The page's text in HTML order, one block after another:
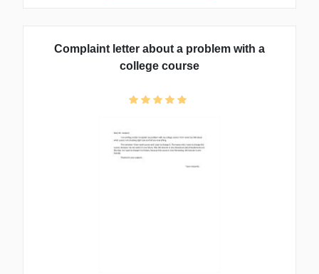
Complaint letter about a problem with a
college course